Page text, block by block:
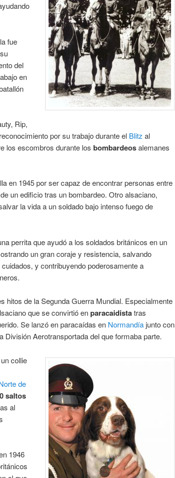
fue
del
en
Rip,
por su trabajo durante el Blitz al
los escombros durante los bombardeosalemanes
en 1945 por ser capaz de encontrar personas entre
un edificio tras un bombardeo. Otro alsaciano,
la vida a un soldado bajo intenso fuego de
perrita que ayudó a los soldados británicos en un
un gran coraje y resistencia, salvando
y contribuyendo poderosamente a
hitos de la Segunda Guerra Mundial. Especialmente
que se convirtió enparacaidistatras
Se lanzó en paracaídas en Normandía junto con
División Aerotransportada del que formaba parte.
collie
de
saltos
al
1946